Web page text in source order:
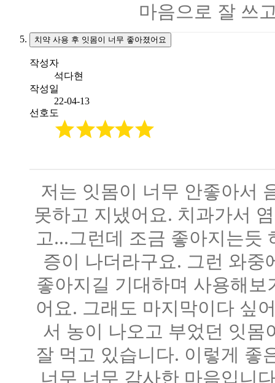
마음으로 잘 쓰
치약 사용 후 잇몸이 너무 좋아졌어요
작성자
석다현
작성일
22-04-13
선호도
저는 잇몸이 너무 안좋아서
못하고 지냈어요. 치과가서
고...그런데 조금 좋아지는듯
증이 나더라구요. 그런 와
좋아지길 기대하며 사용해
어요. 그래도 마지막이다 싶
서 농이 나오고 부었던 잇
잘 먹고 있습니다. 이렇게 좋
너무 너무 감사한 마음입니